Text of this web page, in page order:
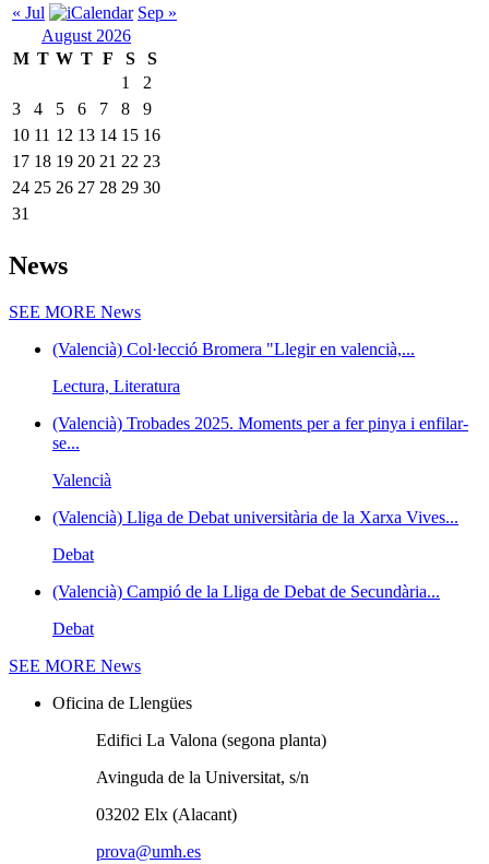
« Jul
Sep »
August 2026
M T W T F S
S
1
2
3
4 5 6 7 8
9
10 11 12 13 14 15 16
17 18 19 20 21 22 23
24 25 26 27 28 29 30
31
News
SEE MORE News
(Valencià) Col·lecció Bromera "Llegir en valencià,...
Lectura, Literatura
(Valencià) Trobades 2025. Moments per a fer pinya i enfilar-
se...
Valencià
(Valencià) Lliga de Debat universitària de la Xarxa Vives...
Debat
(Valencià) Campió de la Lliga de Debat de Secundària...
Debat
SEE MORE News
Oficina de Llengües
Edifici La Valona (segona planta)
Avinguda de la Universitat, s/n
03202 Elx (Alacant)
prova@umh.es